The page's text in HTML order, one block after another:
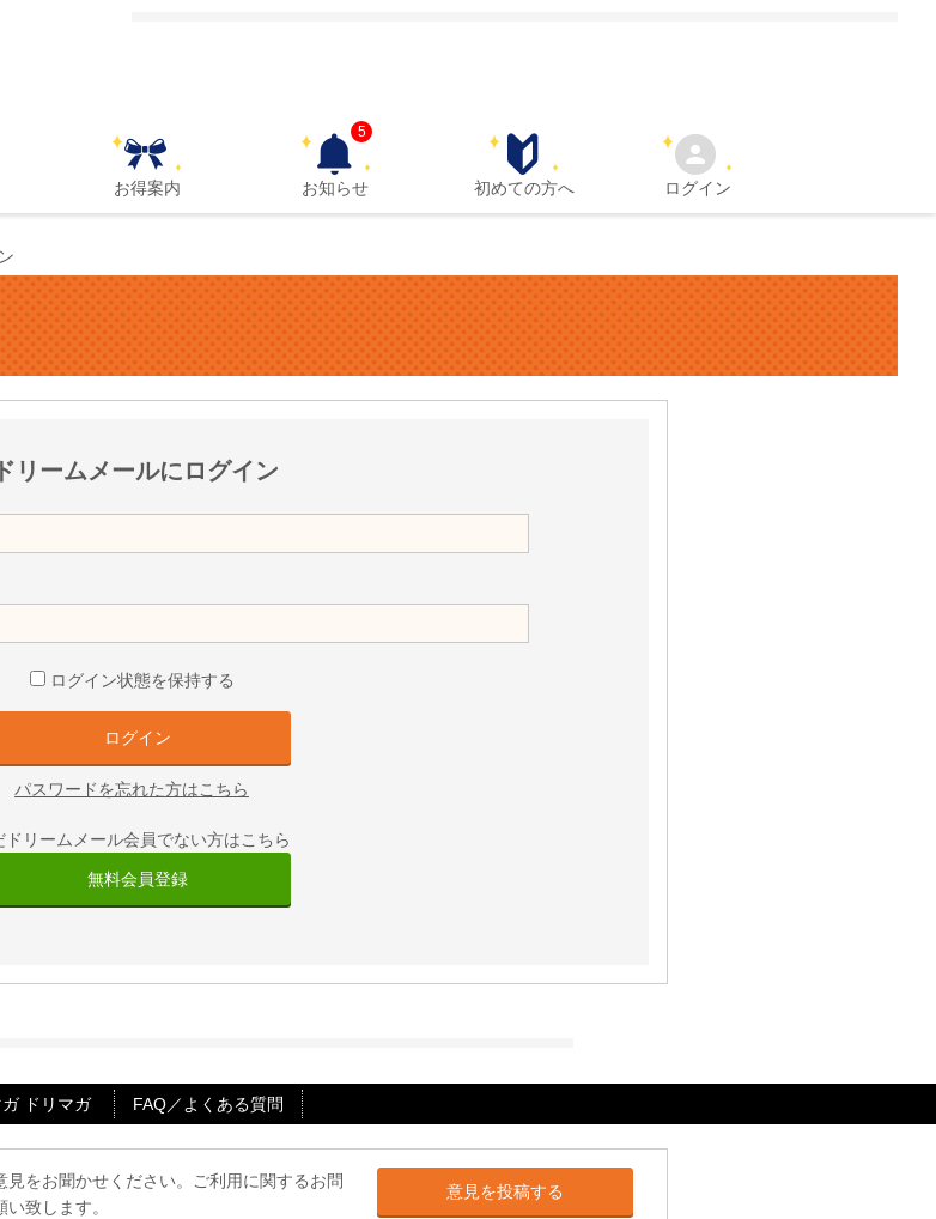
お得案内 お知らせ
5
初めての方へ ログイン
ドリームメールにログイン
ログイン状態を保持する
パスワードを忘れた方はこちら
ドリームメール会員でない方はこちら
無料会員登録
ドリマガ FAQ／よくある質問
をお聞かせください。ご利用に関するお問
い致します。
意見を投稿する